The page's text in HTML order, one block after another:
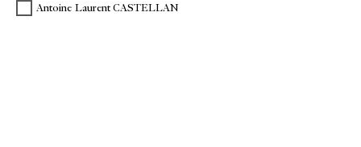
Antoine Laurent CASTELLAN